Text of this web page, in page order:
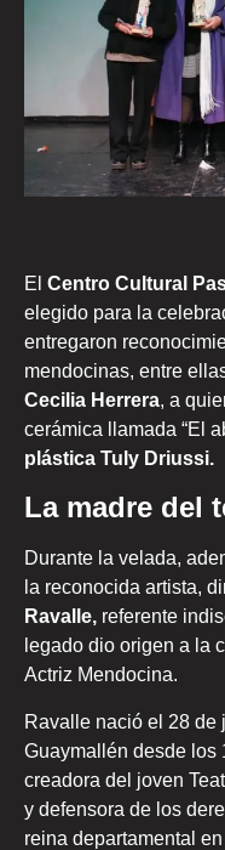
El Centro Cultural
elegido para la
entregaron
mendocinas, entre
Cecilia Herrera, a
cerámica llamada “El
plástica Tuly Driussi.
La madre del
Durante la velada,
la reconocida artista,
Ravalle, referente
legado dio origen a la
Actriz Mendocina.
Ravalle nació el 28 de
Guaymallén desde los
creadora del joven
y defensora de los
reina departamental